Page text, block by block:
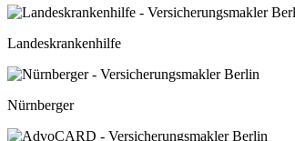
Landeskrankenhilfe
Nürnberger